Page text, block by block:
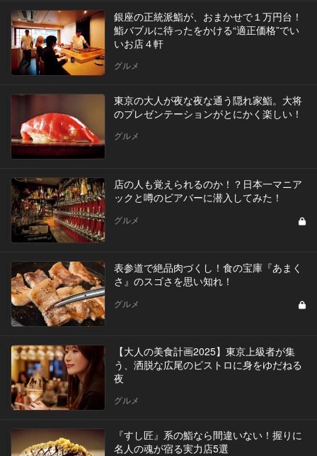
銀座の正統派鮨が、おまかせで１万円台！
鮨バブルに待ったをかける“適正価格”でい
いお店４軒
グルメ
東京の大人が夜な夜な通う隠れ家鮨。大将
のプレゼンテーションがとにかく楽しい！
グルメ
店の人も覚えられるのか！？日本一マニア
ックと噂のビアバーに潜入してみた！
グルメ
表参道で絶品肉づくし！食の宝庫『あまく
さ』のスゴさを思い知れ！
グルメ
【大人の美食計画2025】東京上級者が集
う、洒脱な広尾のビストロに身をゆだねる
夜
グルメ
『すし匠』系の鮨なら間違いない！握りに
名人の魂が宿る実力店5選